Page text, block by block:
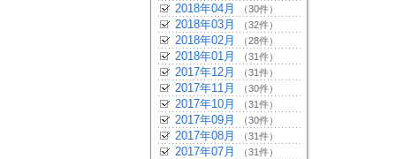
2018年04月 （30件）
2018年03月 （32件）
2018年02月 （28件）
2018年01月 （31件）
2017年12月 （31件）
2017年11月 （30件）
2017年10月 （31件）
2017年09月 （30件）
2017年08月 （31件）
2017年07月 （31件）